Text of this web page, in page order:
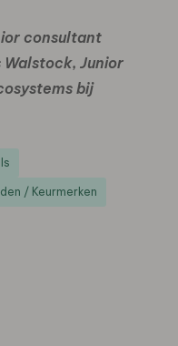
consultant
Walstock, Junior
bij
/ Keurmerken